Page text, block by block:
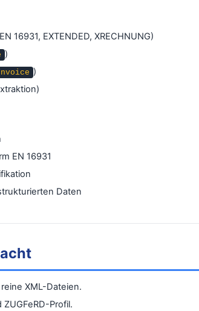
16931, EXTENDED, XRECHNUNG)
)
)
EN 16931
Daten
XML-Dateien.
Profil.